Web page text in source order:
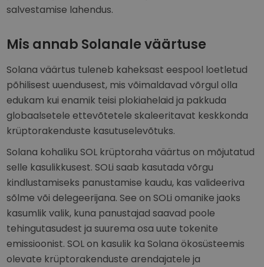
salvestamise lahendus.
Mis annab Solanale väärtuse
Solana väärtus tuleneb kaheksast eespool loetletud
põhilisest uuendusest, mis võimaldavad võrgul olla
edukam kui enamik teisi plokiahelaid ja pakkuda
globaalsetele ettevõtetele skaleeritavat keskkonda
krüptorakenduste kasutuselevõtuks.
Solana kohaliku SOL krüptoraha väärtus on mõjutatud
selle kasulikkusest. SOLi saab kasutada võrgu
kindlustamiseks panustamise kaudu, kas valideeriva
sõlme või delegeerijana. See on SOLi omanike jaoks
kasumlik valik, kuna panustajad saavad poole
tehingutasudest ja suurema osa uute tokenite
emissioonist. SOL on kasulik ka Solana ökosüsteemis
olevate krüptorakenduste arendajatele ja